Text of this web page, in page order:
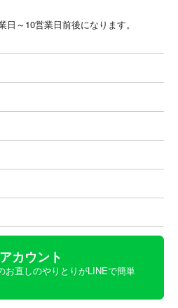
～10営業日前後になります。
カウント
お直しのやりとりがLINEで簡単